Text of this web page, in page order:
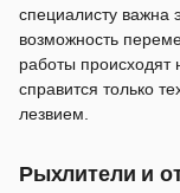
специалисту важна
возможность
работы происходят
справится только
лезвием.
Рыхлители и